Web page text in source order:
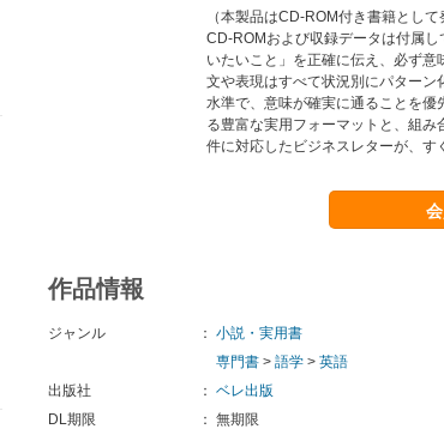
（本製品はCD-ROM付き書籍とし
CD-ROMおよび収録データは付属
いたいこと」を正確に伝え、必ず
文や表現はすべて状況別にパター
水準で、意味が確実に通ることを優
る豊富な実用フォーマットと、組
件に対応したビジネスレターが、す
作品情報
ジャンル ： 小説・実用書
専門書 > 語学 > 英語
出版社
： ベレ出版
DL期限
： 無期限